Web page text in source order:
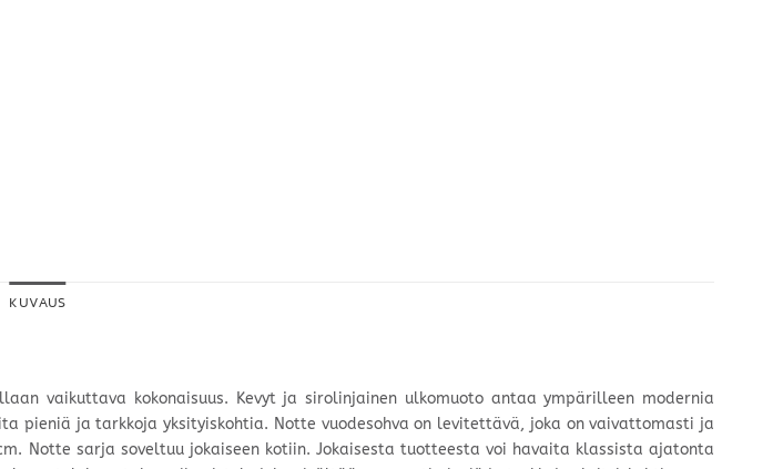
KUVAUS
vaikuttava kokonaisuus. Kevyt ja sirolinjainen ulkomuoto antaa ympärilleen modernia
ja tarkkoja yksityiskohtia. Notte vuodesohva on levitettävä, joka on vaivattomasti ja
Notte sarja soveltuu jokaiseen kotiin. Jokaisesta tuotteesta voi havaita klassista ajatonta